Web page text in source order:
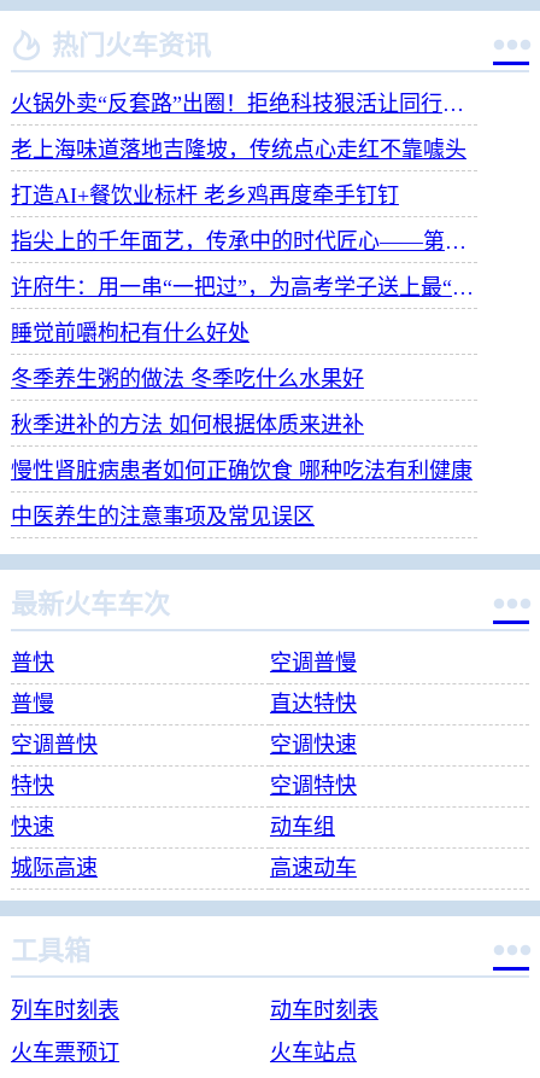
 热门火车资讯 
火锅外卖“反套路”出圈！拒绝科技狠活让同行颤抖
老上海味道落地吉隆坡，传统点心走红不靠噱头
打造AI+餐饮业标杆 老乡鸡再度牵手钉钉
指尖上的千年面艺，传承中的时代匠心——第八届“安琪酵母杯”中华发酵面食大赛武汉赛区开赛
许府牛：用一串“一把过”，为高考学子送上最“牛”祝福
睡觉前嚼枸杞有什么好处
冬季养生粥的做法 冬季吃什么水果好
秋季进补的方法 如何根据体质来进补
慢性肾脏病患者如何正确饮食 哪种吃法有利健康
中医养生的注意事项及常见误区
最新火车车次 
普快
空调普慢
普慢
直达特快
空调普快
空调快速
特快
空调特快
快速
动车组
城际高速
高速动车
工具箱 
列车时刻表
动车时刻表
火车票预订
火车站点